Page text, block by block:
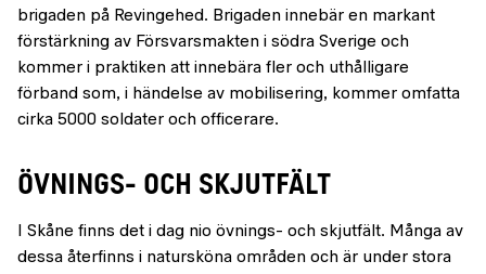
brigaden på Revingehed. Brigaden innebär en markant
förstärkning av Försvarsmakten i södra Sverige och
kommer i praktiken att innebära fler och uthålligare
förband som, i händelse av mobilisering, kommer omfatta
cirka 5000 soldater och officerare.
ÖVNINGS- OCH SKJUTFÄLT
I Skåne finns det i dag nio övnings- och skjutfält. Många av
dessa återfinns i natursköna områden och är under stora